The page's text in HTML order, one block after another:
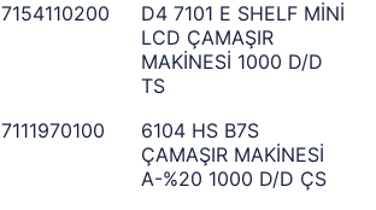
7154110200
D4 7101 E SHELF MİNİ
LCD ÇAMAŞIR
MAKİNESİ 1000 D/D
TS
7111970100
6104 HS B7S
ÇAMAŞIR MAKİNESİ
A-%20 1000 D/D ÇS